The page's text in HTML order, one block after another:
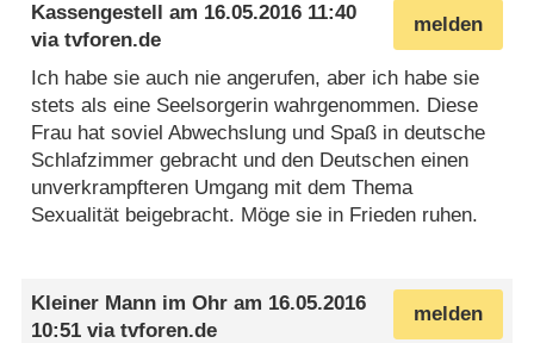
melden
Kassengestell am 16.05.2016 11:40
viatvforen.de
Ich habe sie auch nie angerufen, aber ich habe sie
stets als eine Seelsorgerin wahrgenommen. Diese
Frau hat soviel Abwechslung und Spaß in deutsche
Schlafzimmer gebracht und den Deutschen einen
unverkrampfteren Umgang mit dem Thema
Sexualität beigebracht. Möge sie in Frieden ruhen.
melden
Kleiner Mann im Ohr am 16.05.2016
10:51 viatvforen.de